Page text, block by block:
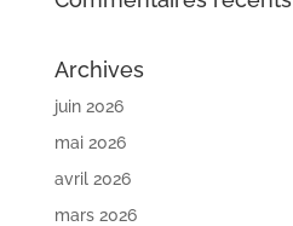
Archives
juin 2026
mai 2026
avril 2026
mars 2026